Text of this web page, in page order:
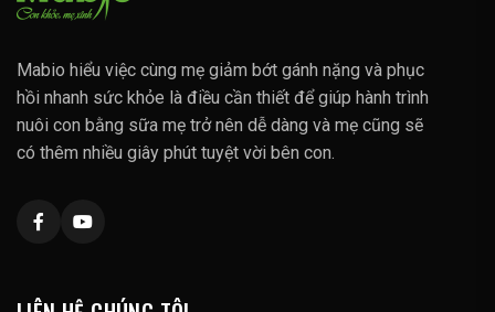
Mabio hiểu việc cùng mẹ giảm bớt gánh nặng và phục
hồi nhanh sức khỏe là điều cần thiết để giúp hành trình
nuôi con bằng sữa mẹ trở nên dễ dàng và mẹ cũng sẽ
có thêm nhiều giây phút tuyệt vời bên con.